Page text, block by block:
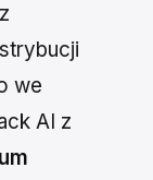
we
AI z